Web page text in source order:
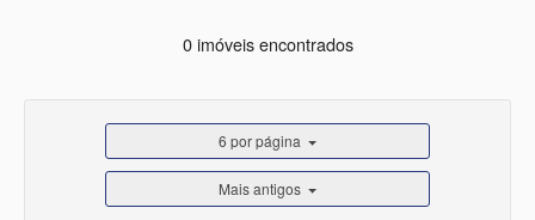
0 imóveis encontrados
6 por página
Mais antigos